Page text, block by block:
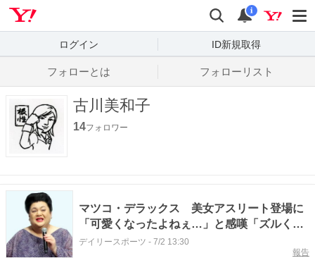
検索
通知
i
ログイン ID新規取得
フォローとは フォローリスト
古川美和子
14フォロワー
マツコ・デラックス 美女アスリート登場に
「可愛くなったよねぇ…」と感嘆「ズルくな
い？運動もできて、顔もキレイで」
デイリースポーツ - 7/2 13:30
報告